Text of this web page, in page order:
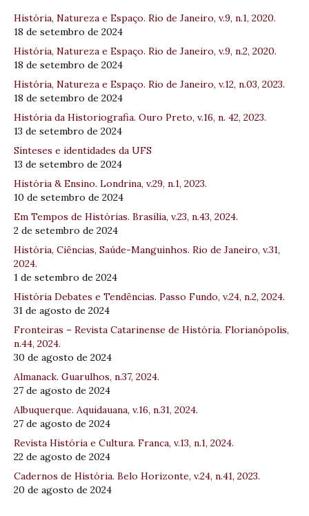
História, Natureza e Espaço. Rio de Janeiro, v.9, n.1, 2020.
18 de setembro de 2024
História, Natureza e Espaço. Rio de Janeiro, v.9, n.2, 2020.
18 de setembro de 2024
História, Natureza e Espaço. Rio de Janeiro, v.12, n.03, 2023.
18 de setembro de 2024
História da Historiografia. Ouro Preto, v.16, n. 42, 2023.
13 de setembro de 2024
Sínteses e identidades da UFS
13 de setembro de 2024
História & Ensino. Londrina, v.29, n.1, 2023.
10 de setembro de 2024
Em Tempos de Histórias. Brasília, v.23, n.43, 2024.
2 de setembro de 2024
História, Ciências, Saúde-Manguinhos. Rio de Janeiro, v.31,
2024.
1 de setembro de 2024
História Debates e Tendências. Passo Fundo, v.24, n.2, 2024.
31 de agosto de 2024
Fronteiras – Revista Catarinense de História. Florianópolis,
n.44, 2024.
30 de agosto de 2024
Almanack. Guarulhos, n.37, 2024.
27 de agosto de 2024
Albuquerque. Aquidauana, v.16, n.31, 2024.
27 de agosto de 2024
Revista História e Cultura. Franca, v.13, n.1, 2024.
22 de agosto de 2024
Cadernos de História. Belo Horizonte, v.24, n.41, 2023.
20 de agosto de 2024